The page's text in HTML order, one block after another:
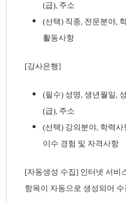
(급), 주소
(선택) 직종, 전문분야,
활동사항
[강사은행]
(필수) 성명, 생년월일,
(급), 주소
(선택) 강의분야, 학력
이수 경험 및 자격사항
[자동생성 수집] 인터넷 서비
항목이 자동으로 생성되어